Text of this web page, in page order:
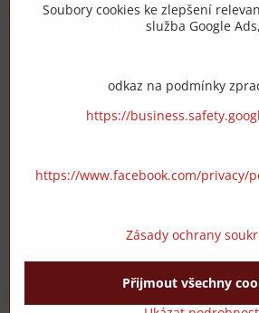
Vše k nákupu
©2026CopyrightPředvolby soukromí
Soubory cookies ke zlepšení
služba Google Ads,
odkaz na podmínky
https://
https://www.facebook.com/privacy/
Zásady ochrany
Přijmout všechny